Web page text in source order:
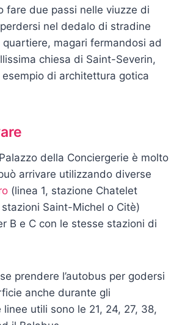
fare due passi nelle viuzze di
nel dedalo di stradine
quartiere, magari fermandosi ad
chiesa di Saint-Severin,
di architettura gotica
della Conciergerie è molto
arrivare utilizzando diverse
(linea 1, stazione Chatelet
Saint-Michel o Citè)
B e C con le stesse stazioni di
prendere l’autobus per godersi
anche durante gli
utili sono le 21, 24, 27, 38,